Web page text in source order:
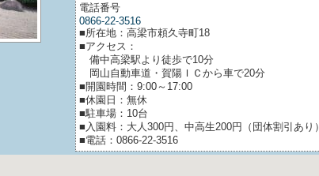
電話番号
0866-22-3516
■所在地：高梁市頼久寺町18
■アクセス：
備中高梁駅より徒歩で10分
岡山自動車道・賀陽ＩＣから車で20分
■開園時間：9:00～17:00
■休園日：無休
■駐車場：10台
■入園料：大人300円、中高生200円（団体割引あり）
■電話：0866-22-3516